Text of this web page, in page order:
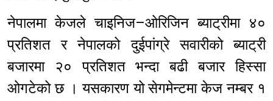
नेपालमा केजले चाइनिज–ओरिजिन ब्याट्रीमा ४०
प्रतिशत र नेपालको दुईपांग्रे सवारीको ब्याट्री
बजारमा २० प्रतिशत भन्दा बढी बजार हिस्सा
ओगटेको छ । यसकारण यो सेगमेन्टमा केज नम्बर १